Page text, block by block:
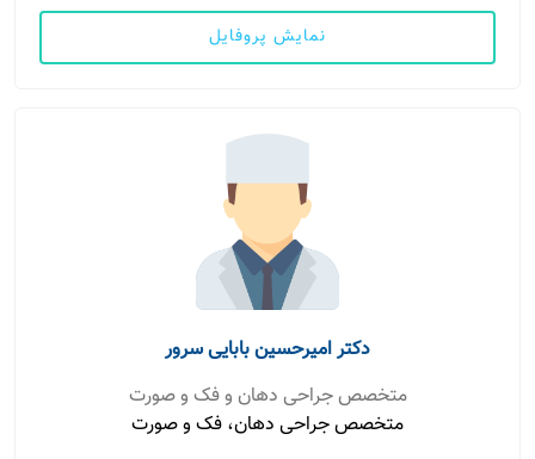
نمایش پروفایل
دکتر امیرحسین بابایی سرور
متخصص جراحی دهان و فک و صورت
متخصص جراحی دهان، فک و صورت